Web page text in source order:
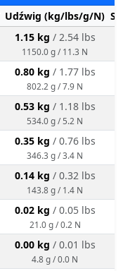
Udźwig (kg/lbs/g/N)
1.15 kg / 2.54 lbs
1150.0 g / 11.3 N
0.80 kg / 1.77 lbs
802.2 g / 7.9 N
0.53 kg / 1.18 lbs
534.0 g / 5.2 N
0.35 kg / 0.76 lbs
346.3 g / 3.4 N
0.14 kg / 0.32 lbs
143.8 g / 1.4 N
0.02 kg / 0.05 lbs
21.0 g / 0.2 N
0.00 kg / 0.01 lbs
4.8 g / 0.0 N